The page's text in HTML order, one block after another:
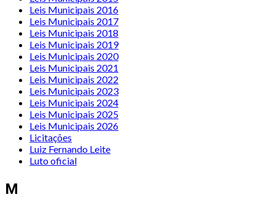
Leis Municipais 2016
Leis Municipais 2017
Leis Municipais 2018
Leis Municipais 2019
Leis Municipais 2020
Leis Municipais 2021
Leis Municipais 2022
Leis Municipais 2023
Leis Municipais 2024
Leis Municipais 2025
Leis Municipais 2026
Licitações
Luiz Fernando Leite
Luto oficial
M